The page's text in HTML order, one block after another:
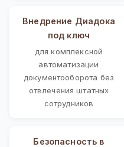
Внедрение Диадока
под ключ
для комплексной
автоматизации
документооборота без
отвлечения штатных
сотрудников
Безопасность в